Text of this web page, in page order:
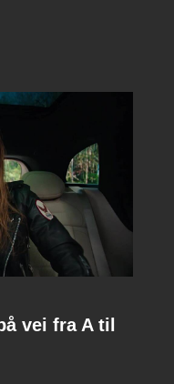
vei fra A til